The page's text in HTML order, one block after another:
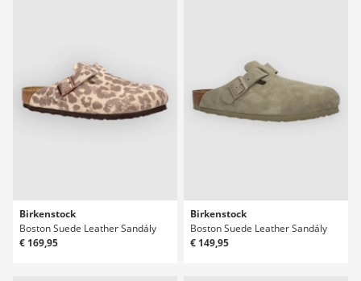
Birkenstock
Boston Suede Leather Sandály
€ 169,95
Birkenstock
Boston Suede Leather Sandály
€ 149,95